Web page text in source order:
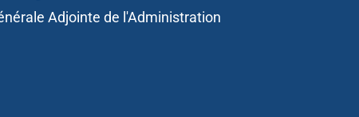
Adjointe de l'Administration